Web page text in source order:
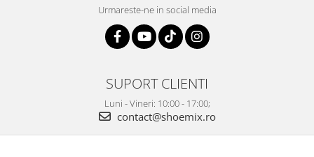
Urmareste-ne in social media
SUPORT CLIENTI
Luni - Vineri: 10:00 - 17:00;
contact@shoemix.ro